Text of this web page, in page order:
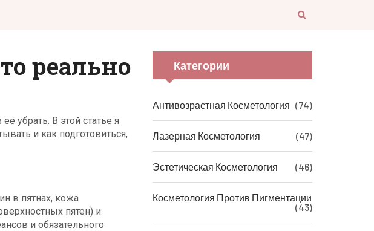
реально
убрать. В этой статье я
и как подготовиться,
в пятнах, кожа
пятен) и
и обязательного
Категории
Антивозрастная Косметология (74)
Лазерная Косметология (47)
Эстетическая Косметология (46)
Косметология Против Пигментации
(43)